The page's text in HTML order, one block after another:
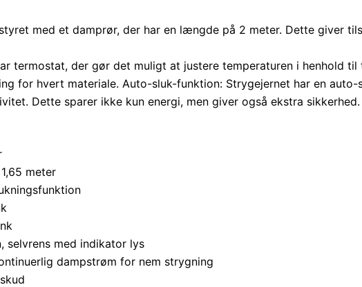
med et damprør, der har en længde på 2 meter. Dette giver
termostat, der gør det muligt at justere temperaturen i henhold
for hvert materiale. Auto-sluk-funktion: Strygejernet har en
Dette sparer ikke kun energi, men giver også ekstra sikkerhed.
meter
selvrens med indikator lys
dampstrøm for nem strygning